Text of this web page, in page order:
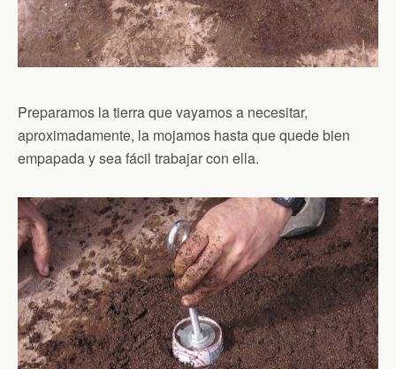
Preparamos la tierra que vayamos a necesitar,
aproximadamente, la mojamos hasta que quede bien
empapada y sea fácil trabajar con ella.